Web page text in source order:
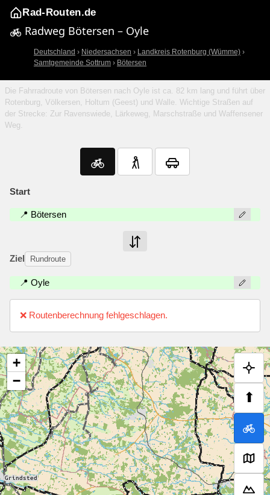
Rad-Routen.de
Radweg Bötersen – Oyle
Deutschland › Niedersachsen › Landkreis Rotenburg (Wümme) ›
Samtgemeinde Sottrum › Bötersen
Die Fahrradroute von Bötersen nach Oyle ist ca. 82 km lang und führt über
Rotenburg, Völkersen, Holtum (Geest) und Walle. Wichtige Straßen auf
der Strecke: Zur Ravenswiede, Lärkeweg, Marschstraße und Waffensener
Weg.
Start
📍 Bötersen
Ziel Rundroute
📍 Oyle
❌ Routenberechnung fehlgeschlagen.
⬆
+
−